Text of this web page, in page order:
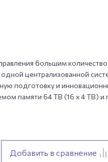
большим
централизованной
подготовку и
памяти 64 TB (16 x 4 TB)
Добавить в сравнение